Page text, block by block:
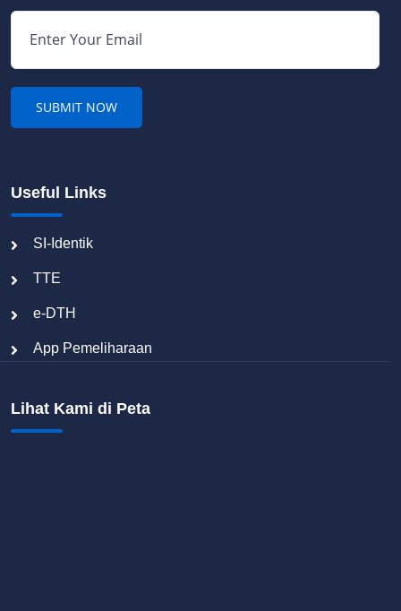
Useful Links
SI-Identik
TTE
e-DTH
App Pemeliharaan
Lihat Kami di Peta